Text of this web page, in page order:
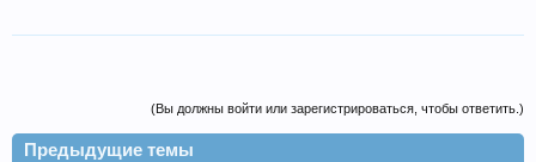
(Вы должны войти или зарегистрироваться, чтобы ответить.)
Предыдущие темы